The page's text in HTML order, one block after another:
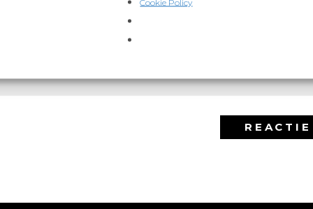
Cookie Policy